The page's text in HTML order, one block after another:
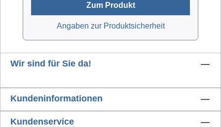
Zum Produkt
Angaben zur Produktsicherheit
Wir sind für Sie da!
Kundeninformationen
Kundenservice